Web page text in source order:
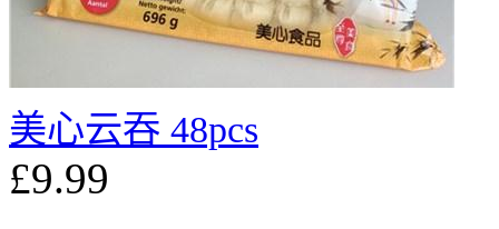
美心云吞 48pcs
£9.99